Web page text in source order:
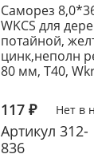
Саморез
WKCS для
потайной,
цинк,неполн
80 мм, T40,
117₽ Нет в
Артикул312-
836